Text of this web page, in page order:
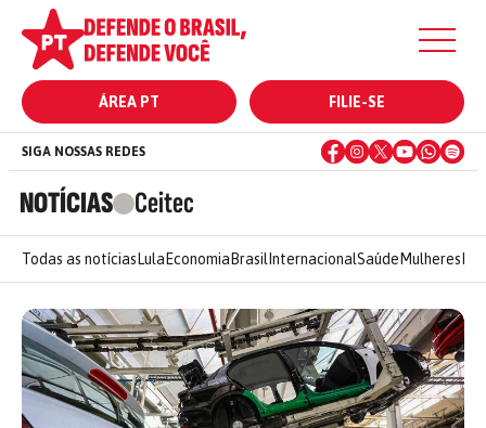
ÁREA PT FILIE-SE
NOTÍCIAS Ceitec
SIGA NOSSAS REDES
Todas as notícias Lula Economia Brasil InternacionalSaúde Mulheres